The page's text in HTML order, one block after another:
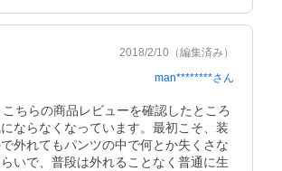
2018/2/10 （編集済み）
man********さん
ちらの商品レビューを確認したところ
ならなくなっています。最初こそ、装
外れてもパンツの中で何とか失くさな
いで、普段は外れることなく普通に生